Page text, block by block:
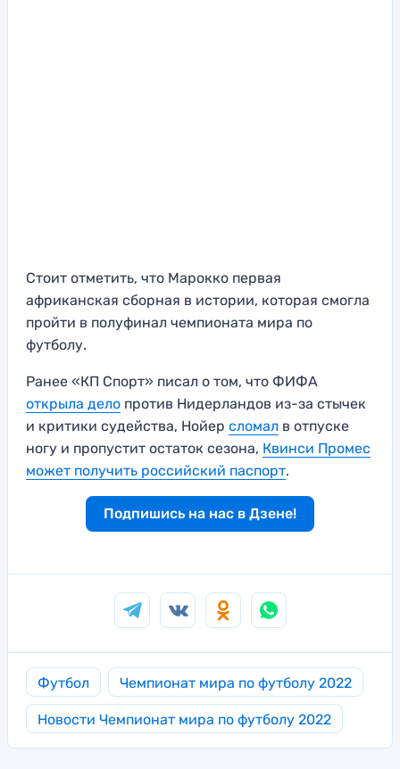
Стоит отметить, что Марокко первая
африканская сборная в истории, которая смогла
пройти в полуфинал чемпионата мира по
футболу.
Ранее «КП Спорт» писал о том, что ФИФА
открыла дело против Нидерландов из-за стычек
и критики судейства, Нойер сломал в отпуске
ногу и пропустит остаток сезона, Квинси Промес
может получить российский паспорт.
Подпишись на нас в Дзене!
Футбол Чемпионат мира по футболу 2022
Новости Чемпионат мира по футболу 2022